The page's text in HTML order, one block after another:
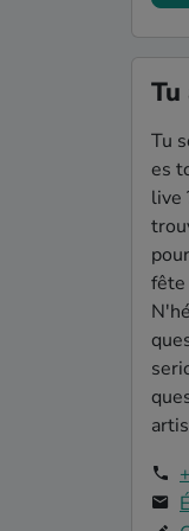
I
Tu
Tu
es
live
fête